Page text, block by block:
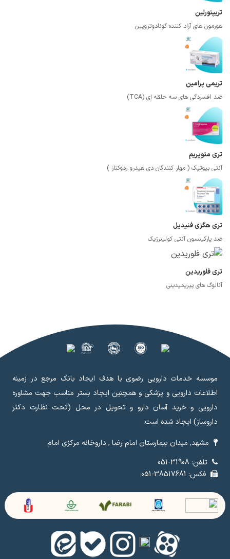
تریپتورلین
هورمون های آزاد کننده گونادوتروپین
تریمی پرامین
ضد افسردگی های سه حلقه ای (TCA)
تری متوپریم
آنتی بیوتیک ( مهار کنندگان دی هیدرو ردوکتاز )
تری هگزی فنیدیل
ضد پارکینسون آنتی کولینرژیک
تری فلوریدین
آنالوگ های پیریمیدینی
موسسه خدمات دارویی رضوی با هدف ایجاد بانک مرجع در زمینه
اطلاعات دارویی و پزشکی و همچنین ایجاد بستر مناسب جهت مشاوره
دارویی و خرید آسان دارو و تحویل در محل (تحت نظارت دکتر
داروساز) ایجاد شده است.
مشهد, میدان بیمارستان امام رضا , داروخانه مرکزی امام
تلفن: 31908-051
فکس: 38517681-051